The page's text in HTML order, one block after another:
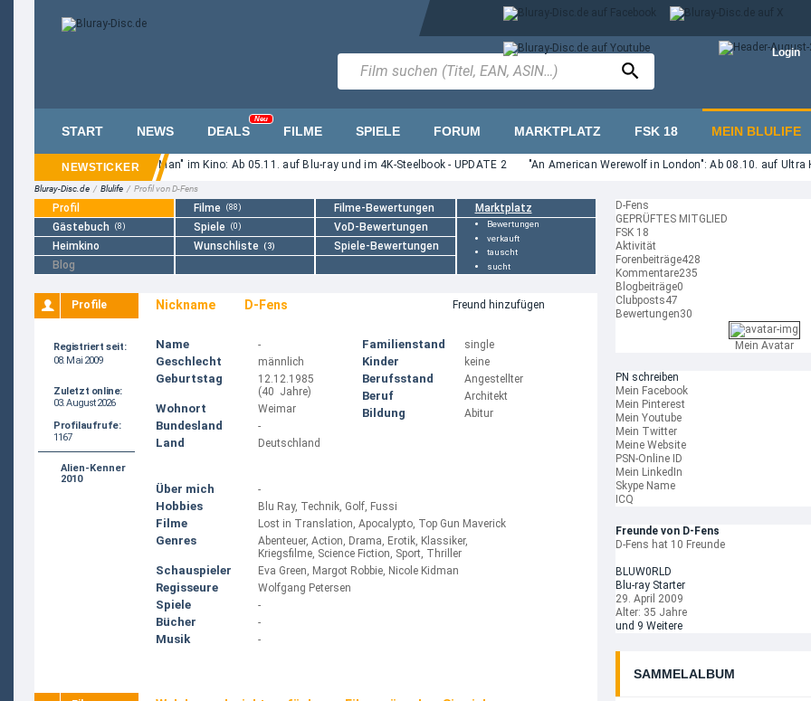
Login
START NEWS DEALS
Neu
FILME SPIELE FORUM MARKTPLATZ FSK 18 MEIN BLULIFE
Eli-Roth-Horror "Ice Cream Man" im Kino: Ab 05.11. auf Blu-ray und im 4K-Steelbook - UPDATE 2 "An American Werewolf in London": Ab 08.10. auf Ultra
Bluray-Disc.de / Blulife / Profil von D-Fens
Profil
Gästebuch
(8)
Heimkino
Blog
Filme (88)
Spiele (0)
Wunschliste (3)
Filme-Bewertungen
VoD-Bewertungen
Spiele-Bewertungen
Marktplatz
Bewertungen
verkauft
tauscht
sucht
Profile
Registriert seit:
08. Mai 2009
Zuletzt online:
03. August 2026
Profilaufrufe:
1167
Alien-Kenner
2010
Nickname D-Fens Freund hinzufügen
Name -
Geschlecht männlich
Geburtstag
12.12.1985
(40 Jahre)
Wohnort Weimar
Bundesland -
Land Deutschland
Familienstand single
Kinder keine
Berufsstand Angestellter
Beruf Architekt
Bildung Abitur
Über mich -
Hobbies Blu Ray, Technik, Golf, Fussi
Filme Lost in Translation, Apocalypto, Top Gun Maverick
Genres
Abenteuer, Action, Drama, Erotik, Klassiker,
Kriegsfilme, Science Fiction, Sport, Thriller
Schauspieler Eva Green, Margot Robbie, Nicole Kidman
Regisseure Wolfgang Petersen
Spiele -
Bücher -
Musik -
D-Fens
GEPRÜFTES MITGLIED
FSK 18
Aktivität
Forenbeiträge428
Kommentare235
Blogbeiträge0
Clubposts47
Bewertungen30
Mein Avatar
PN schreiben
Mein Facebook
Mein Pinterest
Mein Youtube
Mein Twitter
Meine Website
PSN-Online ID
Mein LinkedIn
Skype Name
ICQ
Freunde von D-Fens
D-Fens hat 10 Freunde
BLUW0RLD
Blu-ray Starter
29. April 2009
Alter: 35 Jahre
und 9 Weitere
SAMMELALBUM